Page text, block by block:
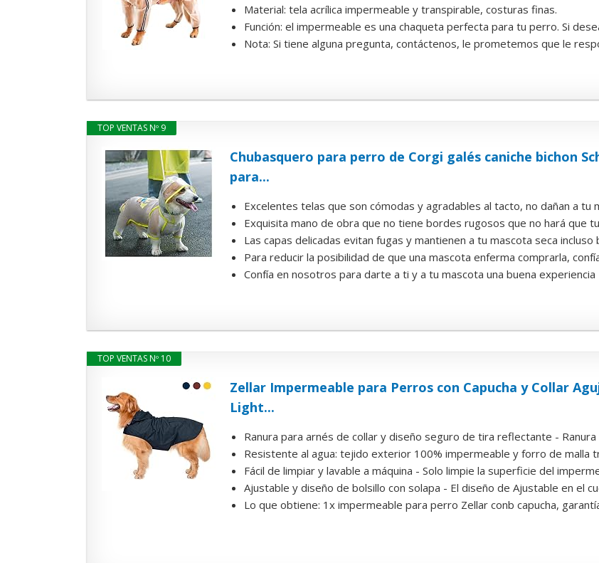
Material: tela acrílica impermeable y transpirable, costuras finas.
Función: el impermeable es una chaqueta perfecta para tu perro. Si
Nota: Si tiene alguna pregunta, contáctenos, le prometemos que le
TOP VENTAS Nº 9
Chubasquero para perro de Corgi galés caniche bichon
para...
Excelentes telas que son cómodas y agradables al tacto, no dañan a tu
Exquisita mano de obra que no tiene bordes rugosos que no hará que
Las capas delicadas evitan fugas y mantienen a tu mascota seca incluso
Para reducir la posibilidad de que una mascota enferma comprarla,
Confía en nosotros para darte a ti y a tu mascota una buena experiencia
TOP VENTAS Nº 10
Zellar Impermeable para Perros con Capucha y Collar
Light...
Ranura para arnés de collar y diseño seguro de tira reflectante - Ranura
Resistente al agua: tejido exterior 100% impermeable y forro de malla
Fácil de limpiar y lavable a máquina - Solo limpie la superficie del
Ajustable y diseño de bolsillo con solapa - El diseño de Ajustable en el
Lo que obtiene: 1x impermeable para perro Zellar conb capucha,